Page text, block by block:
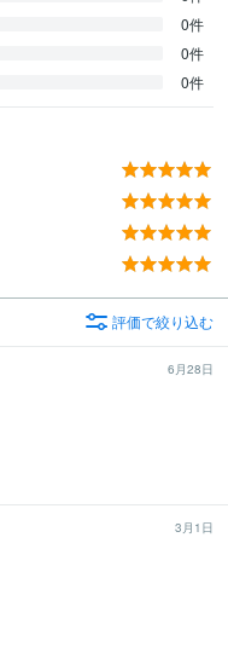
0件
0件
0件
評価で絞り込む
6月28日
3月1日